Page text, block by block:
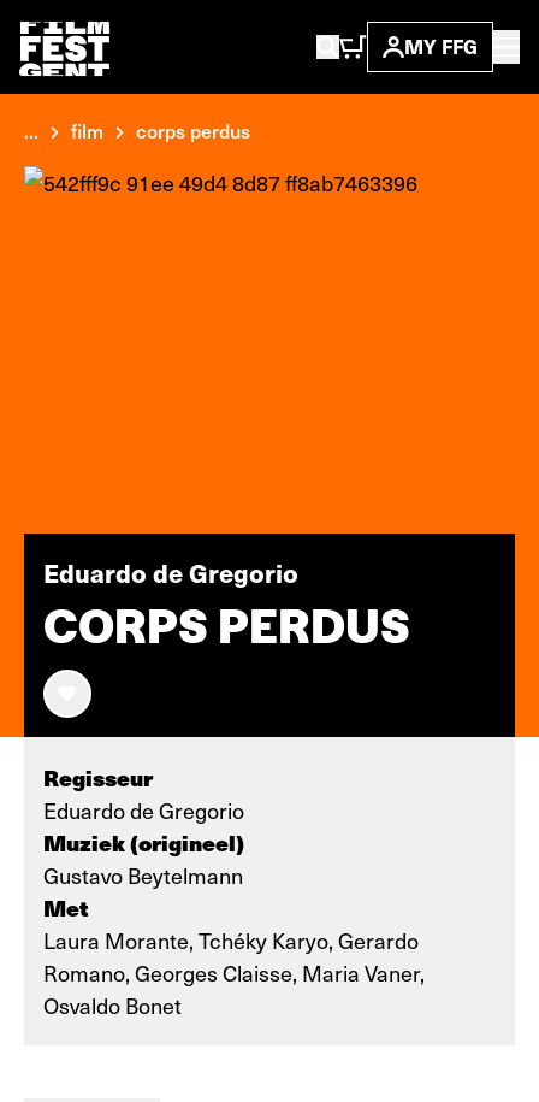
MY FFG
... film corps perdus
Eduardo de Gregorio
CORPS PERDUS
Regisseur
Eduardo de Gregorio
Muziek (origineel)
Gustavo Beytelmann
Met
Laura Morante, Tchéky Karyo, Gerardo
Romano, Georges Claisse, Maria Vaner,
Osvaldo Bonet